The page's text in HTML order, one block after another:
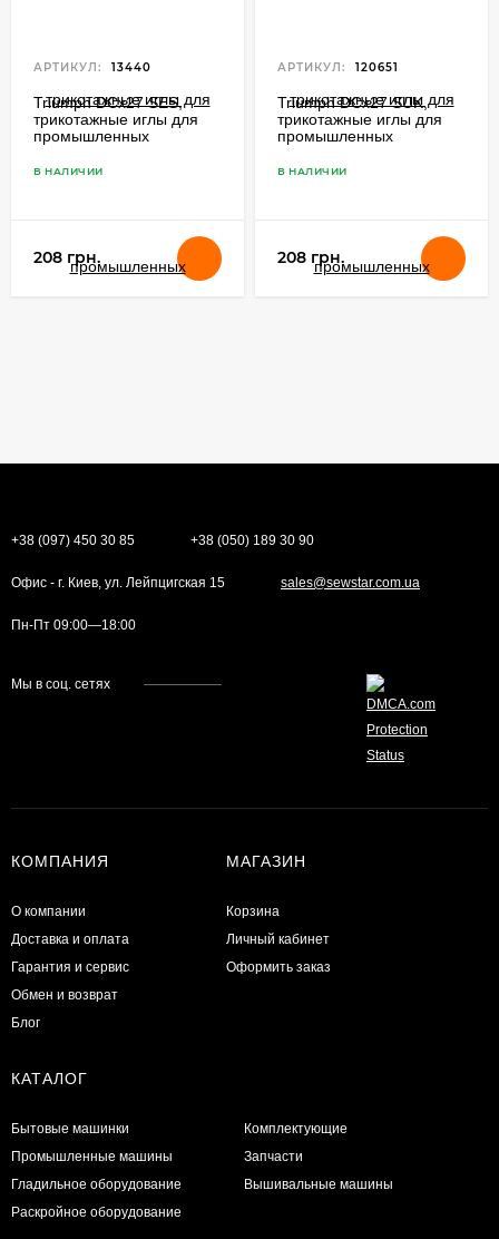
АРТИКУЛ: 13440
Triumph DCx27 SES,
трикотажные иглы для
промышленных
В НАЛИЧИИ
208 грн.
АРТИКУЛ: 120651
Triumph DCx27 SUK,
трикотажные иглы для
промышленных
В НАЛИЧИИ
208 грн.
+38 (097) 450 30 85 +38 (050) 189 30 90
Офис - г. Киев, ул. Лейпцигская 15 sales@sewstar.com.ua
Пн-Пт 09:00—18:00
Мы в соц. сетях
КОМПАНИЯ
О компании
Доставка и оплата
Гарантия и сервис
Обмен и возврат
Блог
МАГАЗИН
Корзина
Личный кабинет
Оформить заказ
КАТАЛОГ
Бытовые машинки
Промышленные машины
Гладильное оборудование
Раскройное оборудование
Комплектующие
Запчасти
Вышивальные машины